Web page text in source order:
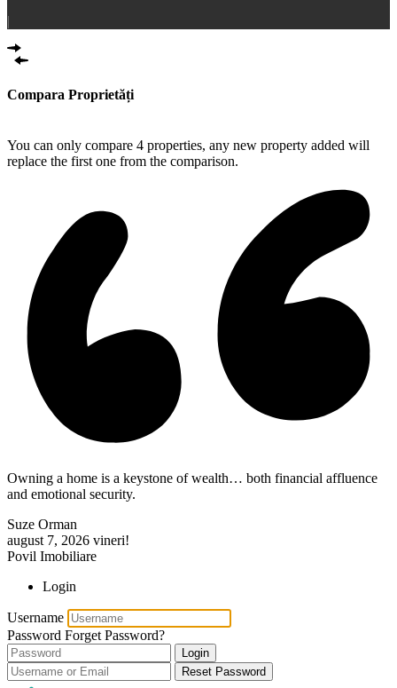
|
Compara Proprietăți
You can only compare 4 properties, any new property added will
replace the first one from the comparison.
Owning a home is a keystone of wealth… both financial affluence
and emotional security.
Suze Orman
august 7, 2026 vineri!
Povil Imobiliare
Login
Username
Password Forget Password?
Login
Reset Password